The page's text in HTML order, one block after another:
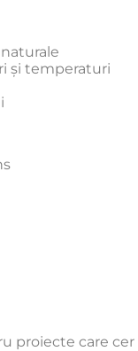
și temperaturi
proiecte care cer